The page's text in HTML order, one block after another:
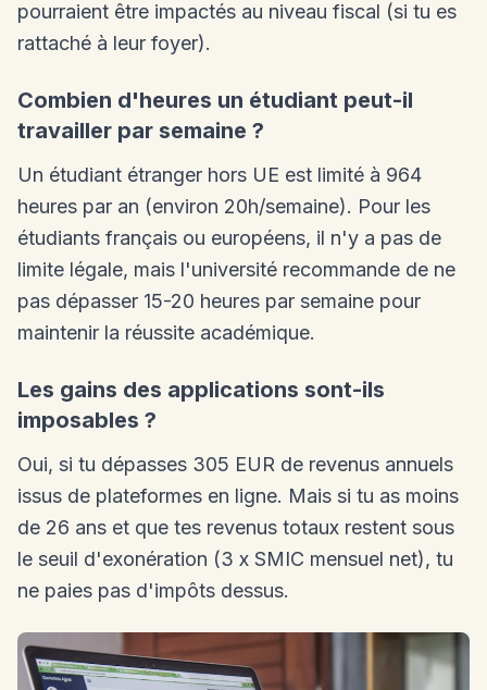
pourraient être impactés au niveau fiscal (si tu es
rattaché à leur foyer).
Combien d'heures un étudiant peut-il
travailler par semaine ?
Un étudiant étranger hors UE est limité à 964
heures par an (environ 20h/semaine). Pour les
étudiants français ou européens, il n'y a pas de
limite légale, mais l'université recommande de ne
pas dépasser 15-20 heures par semaine pour
maintenir la réussite académique.
Les gains des applications sont-ils
imposables ?
Oui, si tu dépasses 305 EUR de revenus annuels
issus de plateformes en ligne. Mais si tu as moins
de 26 ans et que tes revenus totaux restent sous
le seuil d'exonération (3 x SMIC mensuel net), tu
ne paies pas d'impôts dessus.